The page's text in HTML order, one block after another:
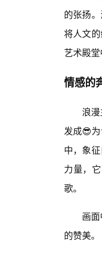
的张扬
将人文
艺术殿
情感的
浪
发成😎
中，象
力量，
歌。
画
的赞美。